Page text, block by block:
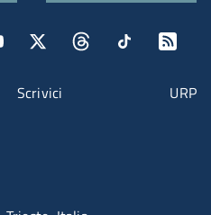
Scrivici URP
Menu social